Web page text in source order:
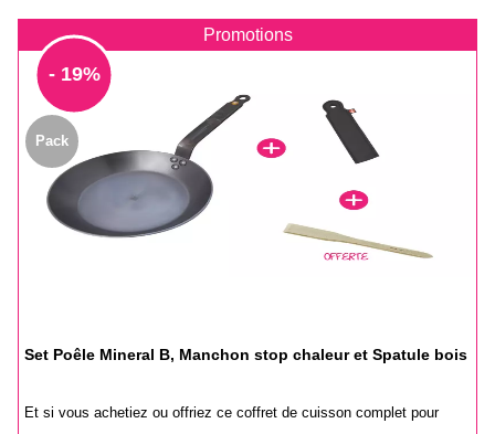
Promotions
- 19%
Set Poêle Mineral B, Manchon stop chaleur et Spatule bois
Et si vous achetiez ou offriez ce coffret de cuisson complet pour
Pack